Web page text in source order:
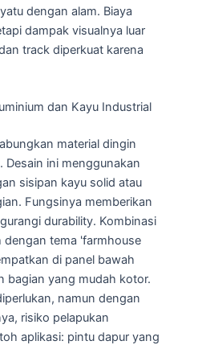
dengan alam. Biaya
dampak visualnya luar
track diperkuat karena
dan Kayu Industrial
material dingin
Desain ini menggunakan
sisipan kayu solid atau
Fungsinya memberikan
durability. Kombinasi
dengan tema 'farmhouse
di panel bawah
bagian yang mudah kotor.
namun dengan
risiko pelapukan
aplikasi: pintu dapur yang